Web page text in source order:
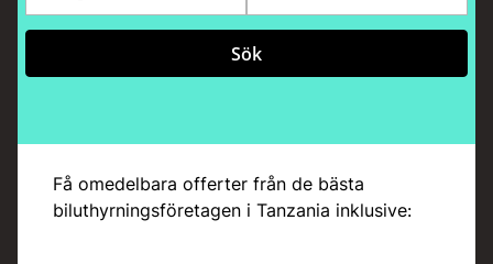
Sök
Få omedelbara offerter från de bästa
biluthyrningsföretagen i Tanzania inklusive: